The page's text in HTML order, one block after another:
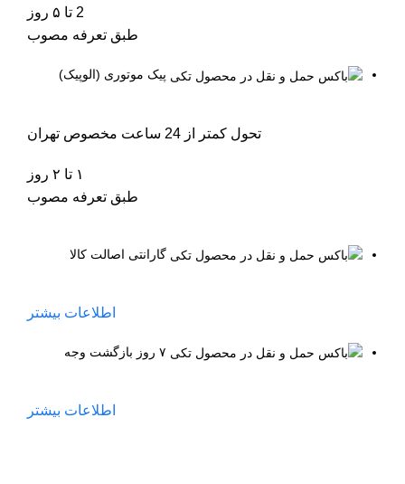
2 تا ۵ روز
طبق تعرفه مصوب
پیک موتوری (الوپیک)
تحول کمتر از 24 ساعت مخصوص تهران
۱ تا ۲ روز
طبق تعرفه مصوب
گارانتی اصالت کالا
اطلاعات بیشتر
۷ روز بازگشت وجه
اطلاعات بیشتر